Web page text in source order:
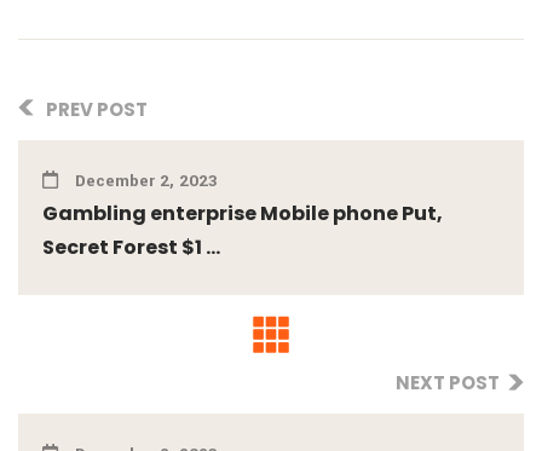
PREV POST
December 2, 2023
Gambling enterprise Mobile phone Put,
Secret Forest $1 ...
NEXT POST